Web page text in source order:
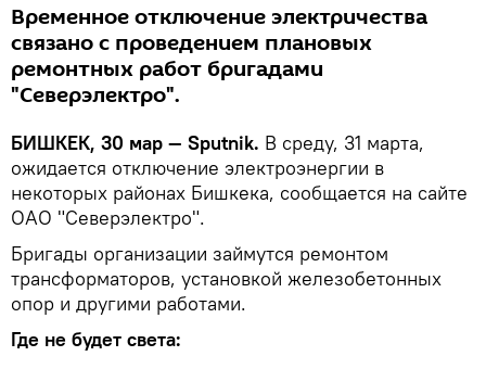
Временное отключение электричества
связано с проведением плановых
ремонтных работ бригадами
"Северэлектро".
БИШКЕК, 30 мар — Sputnik. В среду, 31 марта,
ожидается отключение электроэнергии в
некоторых районах Бишкека, сообщается на сайте
ОАО "Северэлектро".
Бригады организации займутся ремонтом
трансформаторов, установкой железобетонных
опор и другими работами.
Где не будет света: